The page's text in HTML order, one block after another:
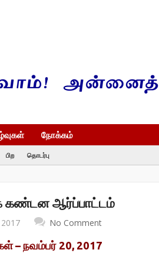
நோக்கம்
பிற தொடர்பு
கண்டன ஆர்ப்பாட்டம்
No Comment
– நவம்பர் 20, 2017